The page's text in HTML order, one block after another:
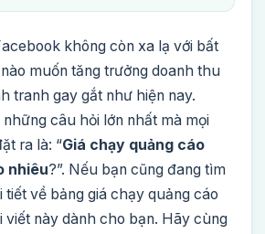
không còn xa lạ với bất
muốn tăng trưởng doanh thu
tranh gay gắt như hiện nay.
câu hỏi lớn nhất mà mọi
ra là: “Giá chạy quảng cáo
nhiêu?”. Nếu bạn cũng đang tìm
tiết về bảng giá chạy quảng cáo
viết này dành cho bạn. Hãy cùng